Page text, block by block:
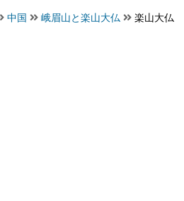
中国 峨眉山と楽山大仏 楽山大仏